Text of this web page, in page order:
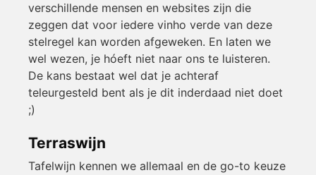
verschillende mensen en websites zijn die
zeggen dat voor iedere vinho verde van deze
stelregel kan worden afgeweken. En laten we
wel wezen, je hóeft niet naar ons te luisteren.
De kans bestaat wel dat je achteraf
teleurgesteld bent als je dit inderdaad niet doet
;)
Terraswijn
Tafelwijn kennen we allemaal en de go-to keuze